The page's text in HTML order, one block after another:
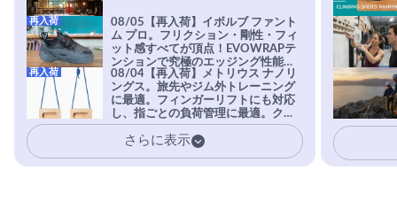
08/05【再入荷】イボルブ ファント
ム プロ。フリクション・剛性・フィ
ット感すべてが頂点！EVOWRAPテ
ンションで究極のエッジング性能を
実現。進化系ラバーEvo-74はTRAX
を凌駕する粘着力で極小ホールドに
安心感。
再入荷
08/04【再入荷】メトリウス ナノリ
ングス。旅先やジム外トレーニング
に最適。フィンガーリフトにも対応
し、指ごとの負荷管理に最適。クラ
イマーの指を本気で鍛えるギア。
再入荷
さらに表示